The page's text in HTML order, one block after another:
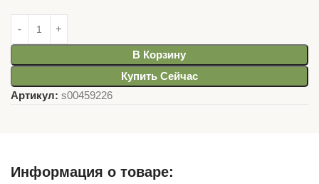
В Корзину
Купить Сейчас
Артикул: s00459226
Информация о товаре: